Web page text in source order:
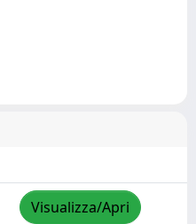
Visualizza/Apri